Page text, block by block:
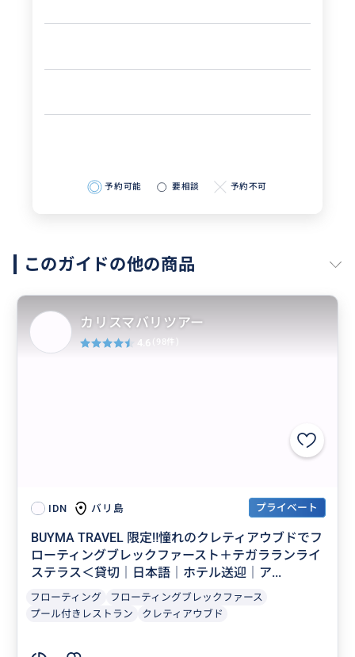
予約可能 要相談 予約不可
このガイドの他の商品
IDN バリ島 プライベート
BUYMA TRAVEL 限定‼️憧れのクレティアウブドでフ
ローティングブレックファースト＋テガラランライ
ステラス＜貸切｜日本語｜ホテル送迎｜ア...
フローティング
フローティングブレックファース
プール付きレストラン
クレティアウブド
カリスマバリツアー
4.6 (98件)